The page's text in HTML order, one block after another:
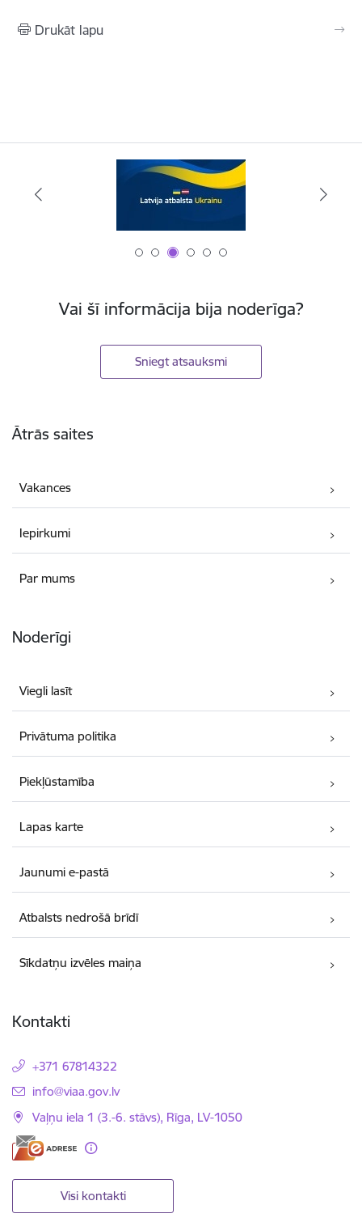
Drukāt lapu
Vai šī informācija bija noderīga?
Sniegt atsauksmi
Ātrās saites
Vakances
Iepirkumi
Par mums
Noderīgi
Viegli lasīt
Privātuma politika
Piekļūstamība
Lapas karte
Jaunumi e-pastā
Atbalsts nedrošā brīdī
Sīkdatņu izvēles maiņa
Kontakti
+371 67814322
E-pasts:
info@viaa.gov.lv
Vaļņu iela 1 (3.-6. stāvs), Rīga, LV-1050
Visi kontakti